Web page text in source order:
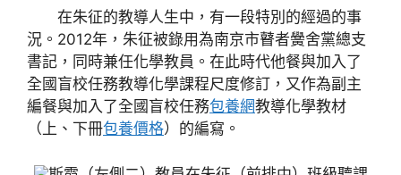
在朱征的教導人生中，有一段特別的經過的事
況。2012年，朱征被錄用為南京市瞽者黌舍黨總支
書記，同時兼任化學教員。在此時代他餐與加入了
全國盲校任務教導化學課程尺度修訂，又作為副主
編餐與加入了全國盲校任務包養網教導化學教材
（上、下冊包養價格）的編寫。